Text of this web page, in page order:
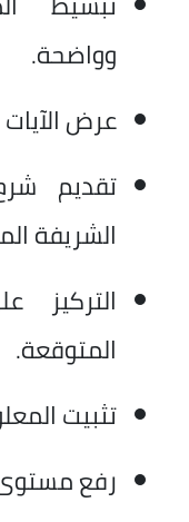
وواضحة.
عرض
تقديم
الشريفة
التركيز
المتوقعة.
تثبيت
رفع مستوى